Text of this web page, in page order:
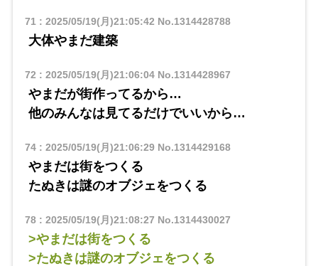
71 : 2025/05/19(月)21:05:42 No.1314428788
大体やまだ建築
72 : 2025/05/19(月)21:06:04No.1314428967
やまだが街作ってるから…
他のみんなは見てるだけでいいから…
74: 2025/05/19(月)21:06:29No.1314429168
やまだは街をつくる
たぬきは謎のオブジェをつくる
78: 2025/05/19(月)21:08:27 No.1314430027
>やまだは街をつくる
>たぬきは謎のオブジェをつくる